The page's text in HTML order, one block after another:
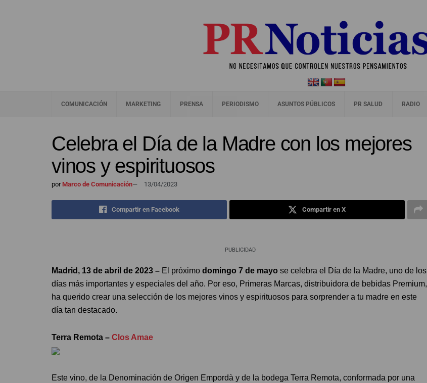
COMUNICACIÓN MARKETING PRENSA PERIODISMO ASUNTOS PÚBLICOS PR SALUD RADIO
Celebra el Día de la Madre con los mejores
vinos y espirituosos
porMarco de Comunicación— 13/04/2023
Compartir en Facebook Compartir en X
PUBLICIDAD
Madrid, 13 de abril de 2023 – El próximo domingo 7 de mayo se celebra el Día de la Madre, uno de los
días más importantes y especiales del año. Por eso, Primeras Marcas, distribuidora de bebidas Premium,
ha querido crear una selección de los mejores vinos y espirituosos para sorprender a tu madre en este
día tan destacado.
Terra Remota – Clos Amae
Este vino, de la Denominación de Origen Empordà y de la bodega Terra Remota, conformada por una